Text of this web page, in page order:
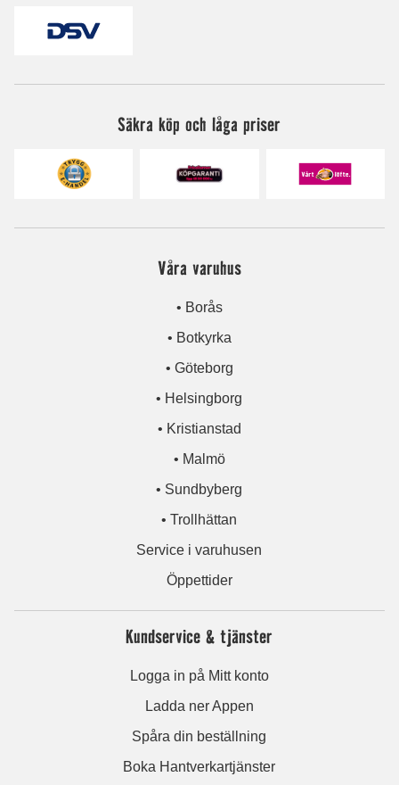
Säkra köp och låga priser
Våra varuhus
• Borås
• Botkyrka
• Göteborg
• Helsingborg
• Kristianstad
• Malmö
• Sundbyberg
• Trollhättan
Service i varuhusen
Öppettider
Kundservice & tjänster
Logga in på Mitt konto
Ladda ner Appen
Spåra din beställning
Boka Hantverkartjänster